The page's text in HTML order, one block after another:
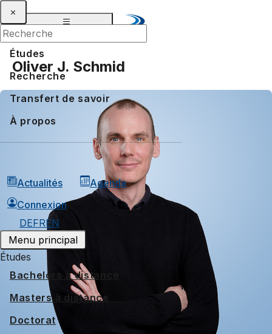
Études
Recherche
Transfert de savoir
À propos
Actualités
Agenda
Connexion
DEFREN
Menu principal
Études
Bachelors à distance
Masters à distance
Doctorat
Oliver J. Schmid